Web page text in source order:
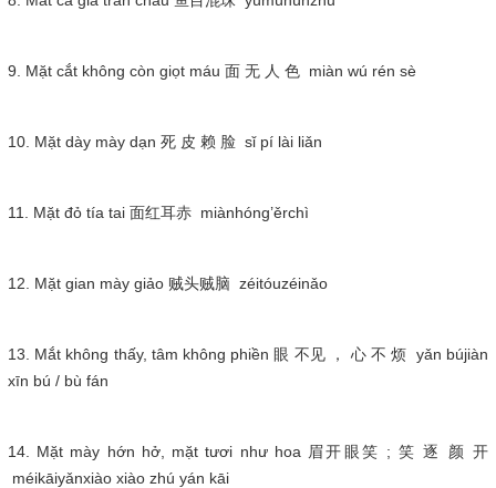
9. Mặt cắt không còn giọt máu 面 无 人 色 miàn wú rén sè
10. Mặt dày mày dạn 死 皮 赖 脸 sǐ pí lài liǎn
11. Mặt đỏ tía tai 面红耳赤 miànhóng’ěrchì
12. Mặt gian mày giảo 贼头贼脑 zéitóuzéinǎo
13. Mắt không thấy, tâm không phiền 眼 不见 ， 心 不 烦 yǎn bújiàn
xīn bú / bù fán
14. Mặt mày hớn hở, mặt tươi như hoa 眉开眼笑 ; 笑 逐 颜 开
méikāiyǎnxiào xiào zhú yán kāi